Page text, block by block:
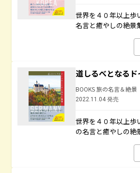
世界を４０年以上歩
名言と癒やしの絶景
道しるべとなる
BOOKS 旅の名言＆絶景
2022.11.04 発売
世界を４０年以上歩
の名言と癒やしの絶